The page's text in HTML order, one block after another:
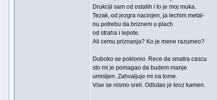
Drukciji sam od ostalih i to je moj muka.
Tezak, od jezgra nacinjen, ja lechim metal-
nu potrebu da briznem u plach
od straha i lepote.
Ali cemu priznanja? Ko je mene razumeo?
Duboko se poklonio. Rece da smatra cascu
sto mi je pomagao da budem manje
umisljen. Zahvaljuje mi na tome.
Vise se nismo sreli. Odlutao je kroz kamen.